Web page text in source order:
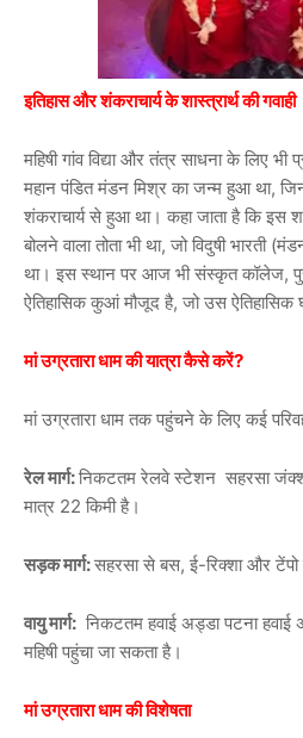
इतिहास और शंकराचार्य के शास्त्रार्थ की गवाही
महिषी गांव विद्या और तंत्र साधना के लिए भी
महान पंडित मंडन मिश्र का जन्म हुआ था,
शंकराचार्य से हुआ था। कहा जाता है कि इस
बोलने वाला तोता भी था, जो विदुषी भारती
था। इस स्थान पर आज भी संस्कृत कॉलेज,
ऐतिहासिक कुआं मौजूद है, जो उस ऐतिहासिक
मां उग्रतारा धाम की यात्रा कैसे करें?
मां उग्रतारा धाम तक पहुंचने के लिए कई
रेल मार्ग:निकटतम रेलवे स्टेशन सहरसा
मात्र 22 किमी है।
सड़क मार्ग:सहरसा से बस, ई-रिक्शा और टेंपो
वायु मार्ग: निकटतम हवाई अड्डा पटना हवाई
महिषी पहुंचा जा सकता है।
मां उग्रतारा धाम की विशेषता